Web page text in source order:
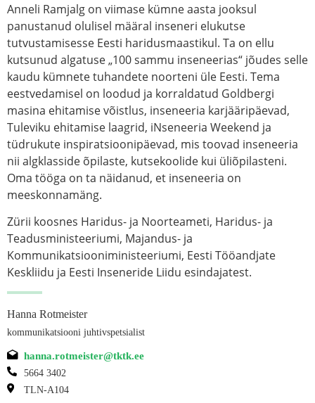
Anneli Ramjalg on viimase kümne aasta jooksul
panustanud olulisel määral inseneri elukutse
tutvustamisesse Eesti haridusmaastikul. Ta on ellu
kutsunud algatuse „100 sammu inseneerias“ jõudes selle
kaudu kümnete tuhandete noorteni üle Eesti. Tema
eestvedamisel on loodud ja korraldatud Goldbergi
masina ehitamise võistlus, inseneeria karjääripäevad,
Tuleviku ehitamise laagrid, iNseneeria Weekend ja
tüdrukute inspiratsioonipäevad, mis toovad inseneeria
nii algklasside õpilaste, kutsekoolide kui üliõpilasteni.
Oma tööga on ta näidanud, et inseneeria on
meeskonnamäng.
Zürii koosnes Haridus- ja Noorteameti, Haridus- ja
Teadusministeeriumi, Majandus- ja
Kommunikatsiooniministeeriumi, Eesti Tööandjate
Keskliidu ja Eesti Inseneride Liidu esindajatest.
Hanna Rotmeister
kommunikatsiooni juhtivspetsialist
hanna.rotmeister@tktk.ee
5664 3402
TLN-A104